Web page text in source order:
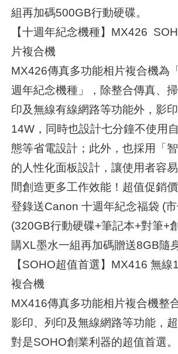
組再加碼500GB行動硬碟。
【十週年紀念機種】MX426
片複合機
MX426傳真多功能相片複合機為
週年紀念機種」，除整合傳真、
印及無線有線網路等功能外，影
14W，同時也設計七分鐘不使用
態等省電設計；此外，也採用「智
的人性化面板設計，讓使用者容
間創造更多工作效能！超值促銷
登錄送Canon 十週年紀念福袋 (
(320GB行動硬碟+筆記本+對筆+
購XL墨水一組再加碼贈送8GB隨
【SOHO超值首選】MX416 無
複合機
MX416傳真多功能相片複合機整
影印、列印及無線網路等功能，
對是SOHO創業利器的超值首選